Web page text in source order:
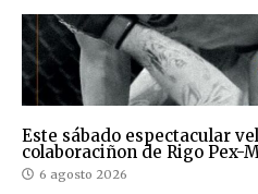
Este sábado espectacular
colaboraciñon de Rigo Pex-
6 agosto 2026